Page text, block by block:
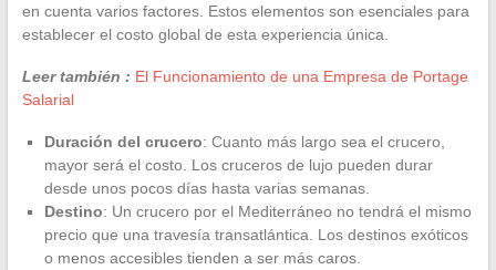
en cuenta varios factores. Estos elementos son esenciales para
establecer el costo global de esta experiencia única.
Leer también : El Funcionamiento de una Empresa de Portage
Salarial
Duración del crucero: Cuanto más largo sea el crucero,
mayor será el costo. Los cruceros de lujo pueden durar
desde unos pocos días hasta varias semanas.
Destino: Un crucero por el Mediterráneo no tendrá el mismo
precio que una travesía transatlántica. Los destinos exóticos
o menos accesibles tienden a ser más caros.